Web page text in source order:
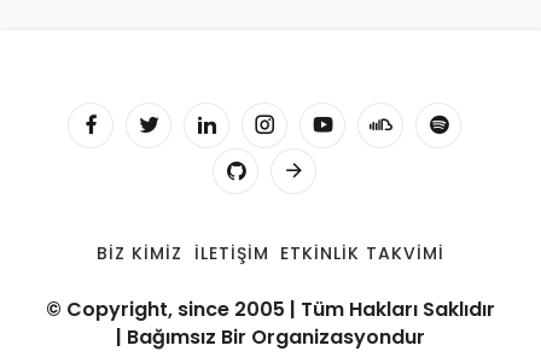
BIZ KIMIZ İLETIŞIM ETKINLIK TAKVIMI
© Copyright, since 2005 | Tüm Hakları Saklıdır
| Bağımsız Bir Organizasyondur